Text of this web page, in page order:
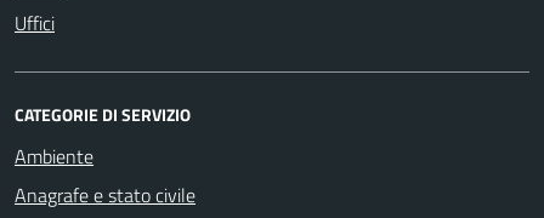
Uffici
CATEGORIE DI SERVIZIO
Ambiente
Anagrafe e stato civile